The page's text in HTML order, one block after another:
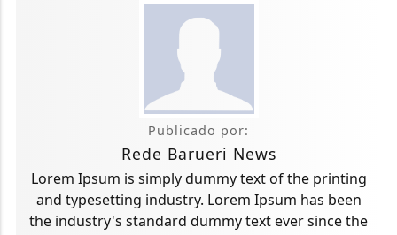
Publicado por:
Rede Barueri News
Lorem Ipsum is simply dummy text of the printing
and typesetting industry. Lorem Ipsum has been
the industry's standard dummy text ever since the